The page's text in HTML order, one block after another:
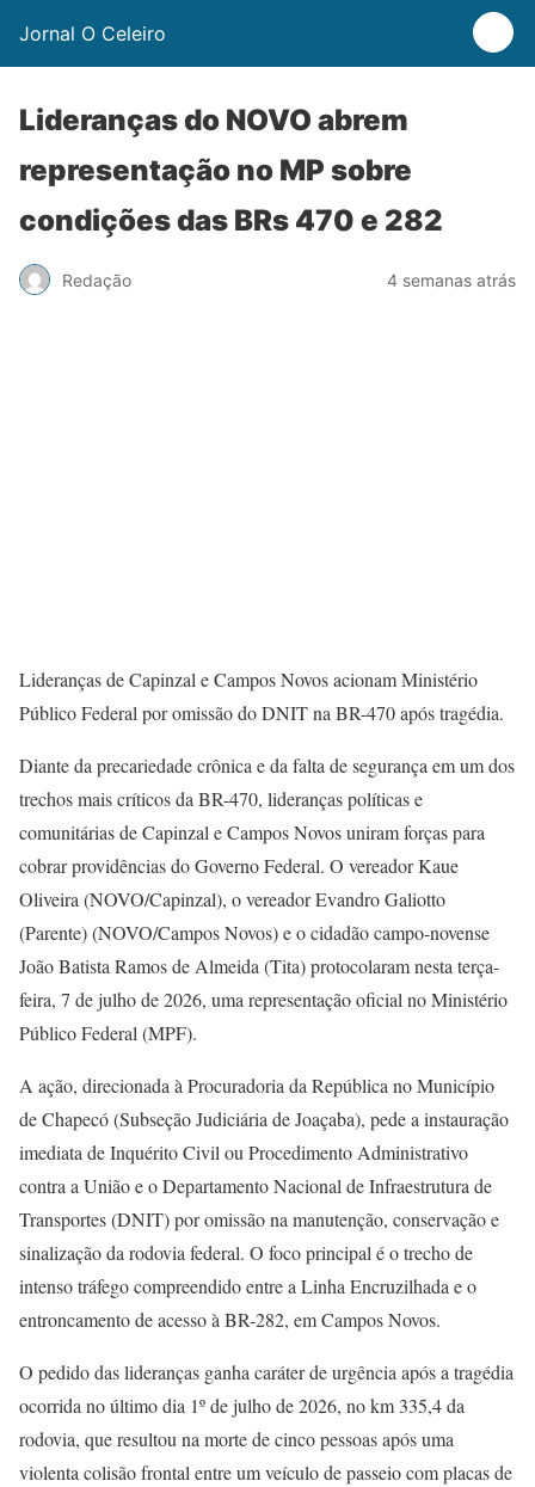
Jornal O Celeiro
Lideranças do NOVO abrem
representação no MP sobre
condições das BRs 470 e 282
Redação 4 semanas atrás
Lideranças de Capinzal e Campos Novos acionam Ministério
Público Federal por omissão do DNIT na BR-470 após tragédia.
Diante da precariedade crônica e da falta de segurança em um dos
trechos mais críticos da BR-470, lideranças políticas e
comunitárias de Capinzal e Campos Novos uniram forças para
cobrar providências do Governo Federal. O vereador Kaue
Oliveira (NOVO/Capinzal), o vereador Evandro Galiotto
(Parente) (NOVO/Campos Novos) e o cidadão campo-novense
João Batista Ramos de Almeida (Tita) protocolaram nesta terça-
feira, 7 de julho de 2026, uma representação oficial no Ministério
Público Federal (MPF).
A ação, direcionada à Procuradoria da República no Município
de Chapecó (Subseção Judiciária de Joaçaba), pede a instauração
imediata de Inquérito Civil ou Procedimento Administrativo
contra a União e o Departamento Nacional de Infraestrutura de
Transportes (DNIT) por omissão na manutenção, conservação e
sinalização da rodovia federal. O foco principal é o trecho de
intenso tráfego compreendido entre a Linha Encruzilhada e o
entroncamento de acesso à BR-282, em Campos Novos.
O pedido das lideranças ganha caráter de urgência após a tragédia
ocorrida no último dia 1º de julho de 2026, no km 335,4 da
rodovia, que resultou na morte de cinco pessoas após uma
violenta colisão frontal entre um veículo de passeio com placas de